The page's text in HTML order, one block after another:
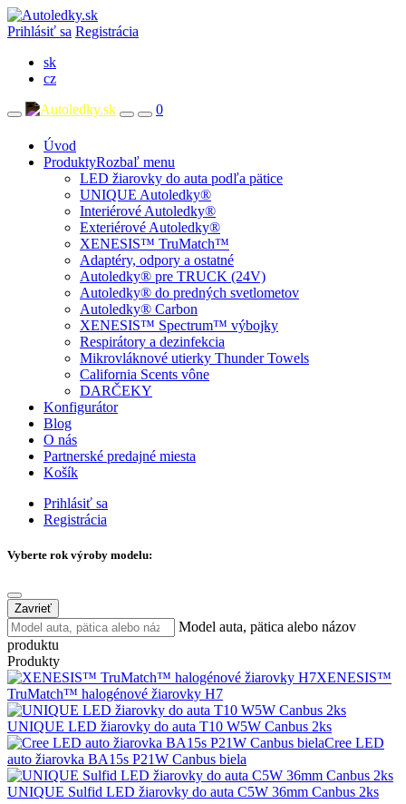
Prihlásiť sa Registrácia
sk
cz
0
Úvod
ProduktyRozbaľ menu
LED žiarovky do auta podľa pätice
UNIQUE Autoledky®
Interiérové Autoledky®
Exteriérové Autoledky®
XENESIS™ TruMatch™
Adaptéry, odpory a ostatné
Autoledky® pre TRUCK (24V)
Autoledky® do predných svetlometov
Autoledky® Carbon
XENESIS™ Spectrum™ výbojky
Respirátory a dezinfekcia
Mikrovláknové utierky Thunder Towels
California Scents vône
DARČEKY
Konfigurátor
Blog
O nás
Partnerské predajné miesta
Košík
Prihlásiť sa
Registrácia
Vyberte rok výroby modelu:
Zavrieť
Model auta, pätica alebo názov
produktu
Produkty
XENESIS™
TruMatch™ halogénové žiarovky H7
UNIQUE LED žiarovky do auta T10 W5W Canbus 2ks
Cree LED
auto žiarovka BA15s P21W Canbus biela
UNIQUE Sulfid LED žiarovky do auta C5W 36mm Canbus 2ks